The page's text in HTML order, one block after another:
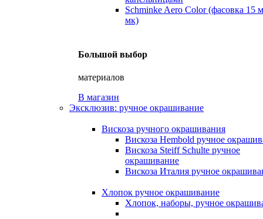
Schminke Aero Color (фасовка 15
мк)
Большой выбор
материалов
В магазин
Эксклюзив: ручное окрашивание
Вискоза ручного окрашивания
Вискоза Hembold ручное
Вискоза Steiff Schulte ручное
окрашивание
Вискоза Италия ручное
Хлопок ручное окрашивание
Хлопок, наборы, ручное